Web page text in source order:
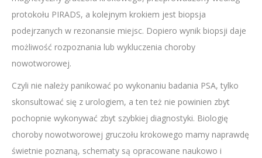
protokołu PIRADS, a kolejnym krokiem jest biopsja
podejrzanych w rezonansie miejsc. Dopiero wynik biopsji daje
możliwość rozpoznania lub wykluczenia choroby
nowotworowej.
Czyli nie należy panikować po wykonaniu badania PSA, tylko
skonsultować się z urologiem, a ten też nie powinien zbyt
pochopnie wykonywać zbyt szybkiej diagnostyki. Biologię
choroby nowotworowej gruczołu krokowego mamy naprawdę
świetnie poznaną, schematy są opracowane naukowo i